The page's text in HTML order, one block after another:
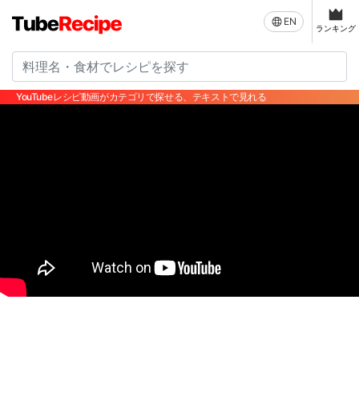
EN
ランキング
YouTubeレシピ動画がカテゴリで探せる、テキストで見れる